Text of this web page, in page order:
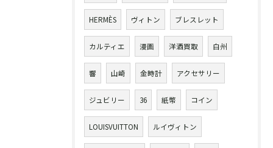
HERMÈS ヴィトン ブレスレット
カルティエ 漫画 洋酒買取 白州
響 山崎 金時計 アクセサリー
ジュビリー 36 紙幣 コイン
LOUISVUITTON ルイヴィトン